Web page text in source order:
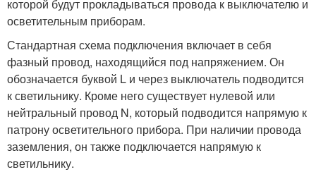
которой будут прокладываться провода к выключателю и
осветительным приборам.
Стандартная схема подключения включает в себя
фазный провод, находящийся под напряжением. Он
обозначается буквой L и через выключатель подводится
к светильнику. Кроме него существует нулевой или
нейтральный провод N, который подводится напрямую к
патрону осветительного прибора. При наличии провода
заземления, он также подключается напрямую к
светильнику.